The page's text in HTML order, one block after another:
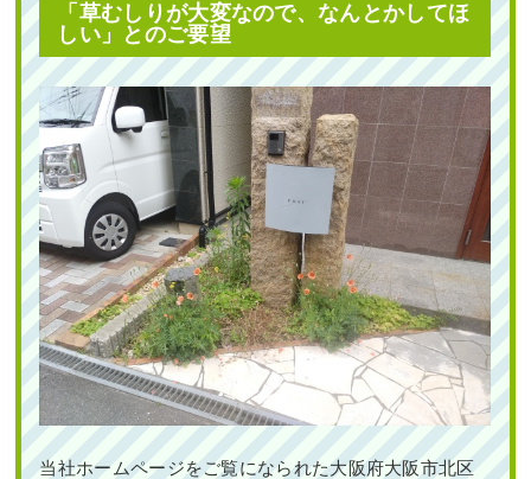
「草むしりが大変なので、なんとかしてほ
しい」とのご要望
当社ホームページをご覧になられた大阪府大阪市北区